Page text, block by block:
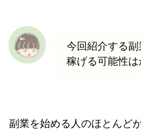
今回紹介する
稼げる可能性は
副業を始める人のほとんど